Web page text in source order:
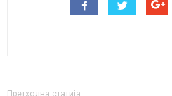
Претходна статија